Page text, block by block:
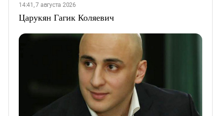
14:41, 7 августа 2026
Царукян Гагик Коляевич